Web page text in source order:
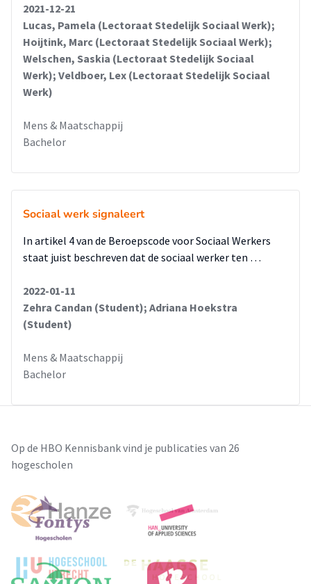
2021-12-21
Lucas, Pamela (Lectoraat Stedelijk Sociaal Werk);
Hoijtink, Marc (Lectoraat Stedelijk Sociaal Werk);
Welschen, Saskia (Lectoraat Stedelijk Sociaal
Werk); Veldboer, Lex (Lectoraat Stedelijk Sociaal
Werk)
Mens & Maatschappij
Bachelor
Sociaal werk signaleert
In artikel 4 van de Beroepscode voor Sociaal Werkers
staat juist beschreven dat de sociaal werker ten …
2022-01-11
Zehra Candan (Student); Adriana Hoekstra
(Student)
Mens & Maatschappij
Bachelor
Op de HBO Kennisbank vind je publicaties van 26
hogescholen